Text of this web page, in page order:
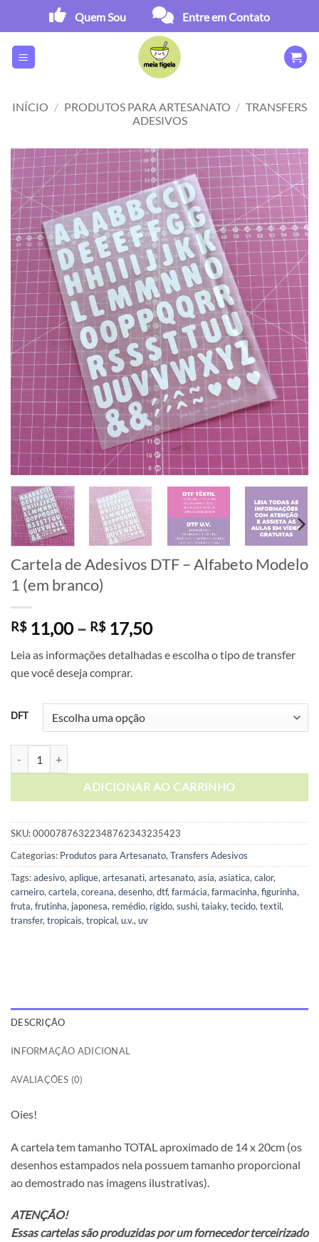
content
Quem Sou Entre em Contato
INÍCIO / PRODUTOS PARA ARTESANATO / TRANSFERS
ADESIVOS
Cartela de Adesivos DTF – Alfabeto Modelo
1 (em branco)
R$11,00 – R$17,50Faixa
preço:
Leia as informações detalhadas e escolha o tipo de transfer
que você deseja comprar.
DFT
ADICIONAR AO CARRINHO
SKU:00007876322348762343235423
Categorias: Produtos para Artesanato, Transfers Adesivos
Tags:adesivo, aplique, artesanati, artesanato, asia, asiatica, calor,
carneiro, cartela, coreana, desenho, dtf, farmácia, farmacinha, figurinha,
fruta, frutinha, japonesa, remédio, rígido, sushi, taiaky, tecido, textil,
transfer, tropicais, tropical, u.v., uv
DESCRIÇÃO
INFORMAÇÃO ADICIONAL
AVALIAÇÕES (0)
Oies!
A cartela tem tamanho TOTAL aproximado de 14 x 20cm (os
desenhos estampados nela possuem tamanho proporcional
ao demostrado nas imagens ilustrativas).
ATENÇÃO!
Essas cartelas são produzidas por um fornecedor terceirizado